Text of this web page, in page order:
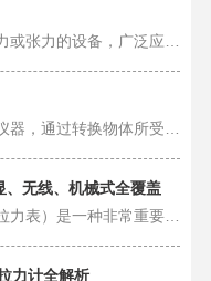
、无线、机械式全覆盖
在现代工业领域中，拉力计（力仪、拉力表）是一种非常重要的测试仪器，用于测量物体受力、伸长、拉伸等力学性能参数。拉力计广泛应用于材料测试、质量监测、产品研发等领域，在不同的应用场景中，有各种型号和规格的拉力计。今天，我们……
力计全解析